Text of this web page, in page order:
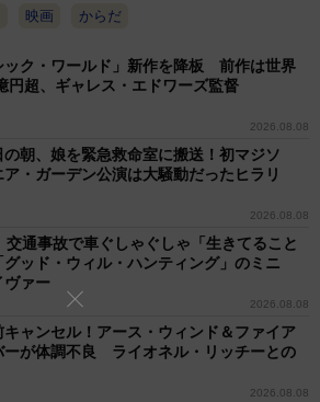
映画 からだ
ック・ワールド」新作を降板 前作は世界
円超、ギャレス・エドワーズ監督
2026.08.08
の朝、娘を緊急救命室に搬送！初マジソ
ア・ガーデン公演は大騒動だったヒラリ
2026.08.08
交通事故で車ぐしゃぐしゃ「生きてること
グッド・ウィル・ハンティング」のミニ
ヴァー
2026.08.08
キャンセル！アース・ウィンド＆ファイア
ーが体調不良 ライオネル・リッチーとの
2026.08.08